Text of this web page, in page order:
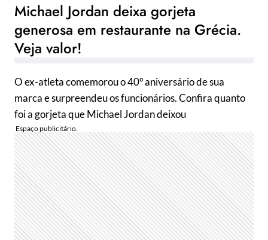
Michael Jordan deixa gorjeta
generosa em restaurante na Grécia.
Veja valor!
O ex-atleta comemorou o 40º aniversário de sua
marca e surpreendeu os funcionários. Confira quanto
foi a gorjeta que Michael Jordan deixou